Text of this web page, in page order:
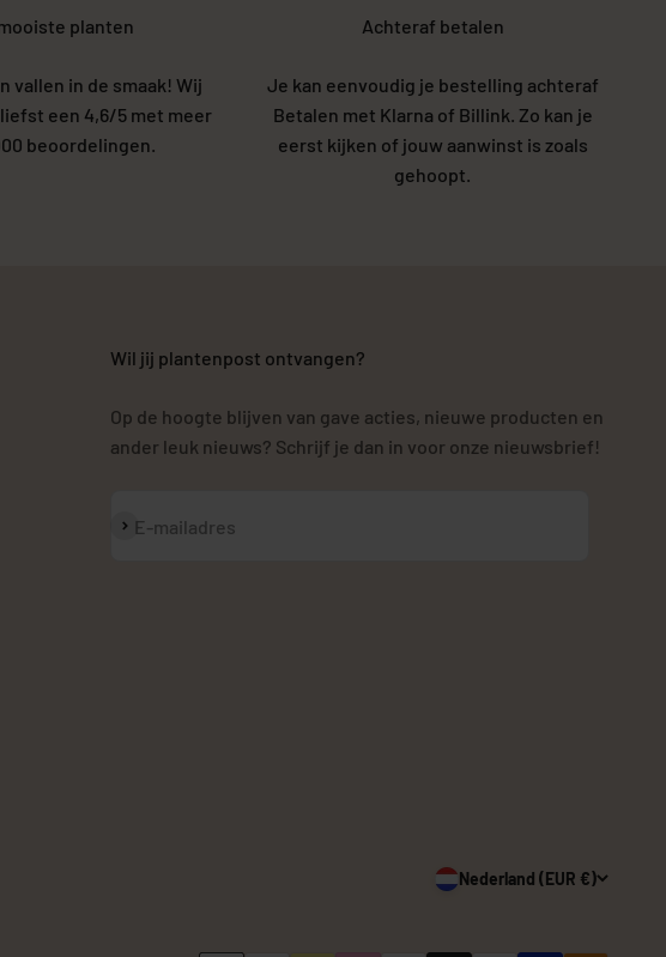
planten
vallen in de smaak! Wij
een 4,6/5 met meer
beoordelingen.
Achteraf betalen
Je kan eenvoudig je bestelling achteraf
Betalen met Klarna of Billink. Zo kan je
eerst kijken of jouw aanwinst is zoals
gehoopt.
Wil jij plantenpost ontvangen?
Op de hoogte blijven van gave acties, nieuwe producten en
ander leuk nieuws? Schrijf je dan in voor onze nieuwsbrief!
E-mailadres
Abonneren
Nederland (EUR €)